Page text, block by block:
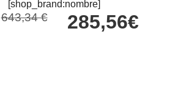
[shop_brand:nombre]
643,34 € 285,56€